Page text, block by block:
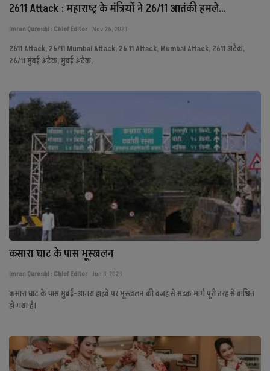
2611 Attack : महाराष्ट्र के मंत्रियों ने 26/11 आतंकी हमले...
Imran Qureshi : Chief Editor Nov 26, 2023
2611 Attack, 26/11 Mumbai Attack, 26 11 Attack, Mumbai Attack, 2611 अटैक,
26/11 मुंबई अटैक, मुंबई अटैक,
कसारा घाट के पास भूस्‍खलन
Imran Qureshi : Chief Editor Jun 3, 2023
कसारा घाट के पास मुंबई-आगरा हाइवे पर भूस्‍खलन की वजह से सड़क मार्ग पूरी तरह से बाधित
हो गया है।